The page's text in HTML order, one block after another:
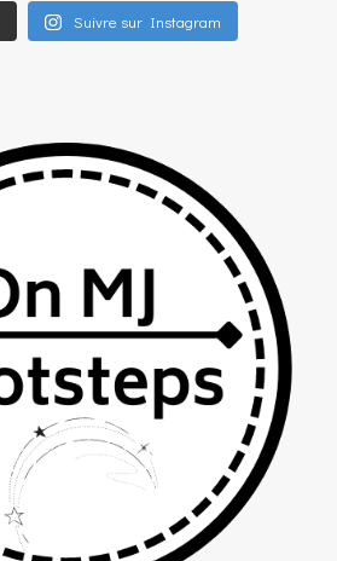
Suivre sur Instagram